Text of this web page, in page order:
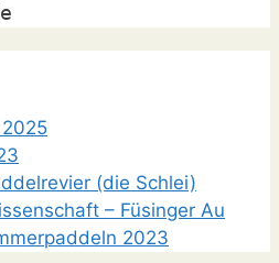
(die Schlei)
– Füsinger Au
2023